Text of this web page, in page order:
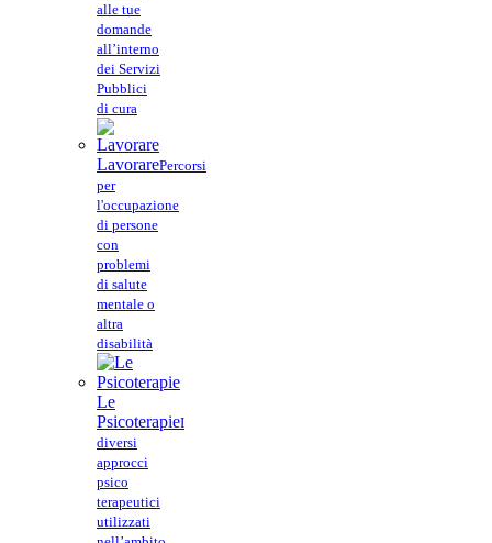
alle tue
domande
all’interno
dei Servizi
Pubblici
di cura
LavorarePercorsi
per
l'occupazione
di persone
con
problemi
di salute
mentale o
altra
disabilità
Le
PsicoterapieI
diversi
approcci
psico
terapeutici
utilizzati